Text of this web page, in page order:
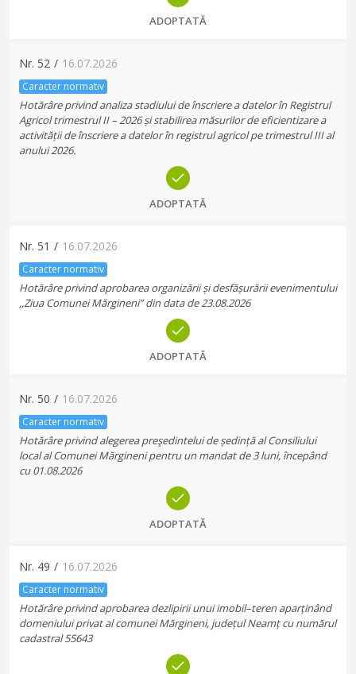
ADOPTATĂ
Nr. 52 / 16.07.2026
Caracter normativ
Hotărâre privind analiza stadiului de înscriere a datelor în Registrul
Agricol trimestrul II – 2026 și stabilirea măsurilor de eficientizare a
activității de înscriere a datelor în registrul agricol pe trimestrul III al
anului 2026.
ADOPTATĂ
Nr. 51 / 16.07.2026
Caracter normativ
Hotărâre privind aprobarea organizării și desfășurării evenimentului
,,Ziua Comunei Mărgineni” din data de 23.08.2026
ADOPTATĂ
Nr. 50 / 16.07.2026
Caracter normativ
Hotărâre privind alegerea preşedintelui de ședință al Consiliului
local al Comunei Mărgineni pentru un mandat de 3 luni, începând
cu 01.08.2026
ADOPTATĂ
Nr. 49 / 16.07.2026
Caracter normativ
Hotărâre privind aprobarea dezlipirii unui imobil–teren aparținând
domeniului privat al comunei Mărgineni, județul Neamț cu numărul
cadastral 55643